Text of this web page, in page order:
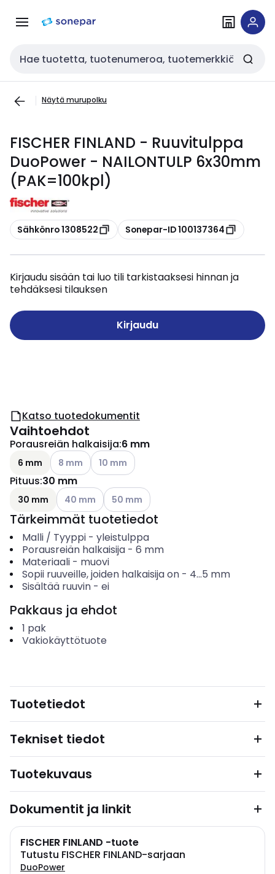
navigointiinsisältöön
Haku
Näytä murupolku
FISCHER FINLAND - Ruuvitulppa
DuoPower - NAILONTULP 6x30mm
(PAK=100kpl)
Kopioi
Sähkönro 1308522 Kopioi
Sonepar-ID 100137364
Kirjaudu sisään tai luo tili tarkistaaksesi hinnan ja
tehdäksesi tilauksen
Kirjaudu
Katso tuotedokumentit
Vaihtoehdot
Porausreiän halkaisija:6 mm
6 mm Katso käytettävissä olevat vaihtoehdot
8 mm Katso käytettävissä olevat vaihtoehdot
10 mm
Pituus:30 mm
30 mm Katso käytettävissä olevat vaihtoehdot
40 mm Katso käytettävissä olevat vaihtoehdot
50 mm
Tärkeimmät tuotetiedot
Malli / Tyyppi- yleistulppa
Porausreiän halkaisija- 6 mm
Materiaali- muovi
Sopii ruuveille, joiden halkaisija on- 4...5 mm
Sisältää ruuvin- ei
Pakkaus ja ehdot
1 pak
Vakiokäyttötuote
Tuotetiedot
Tekniset tiedot
Tuotekuvaus
Dokumentit ja linkit
FISCHER FINLAND -tuote
Tutustu FISCHER FINLAND-sarjaan
DuoPower